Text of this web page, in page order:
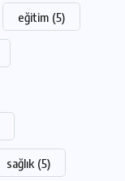
eğitim (5)
sağlık (5)